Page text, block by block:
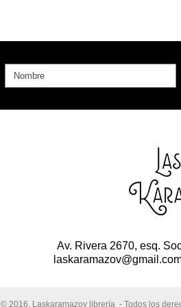
Av. Rivera 2670, esq.
© 2016. Laskaramazov librería - Todos los